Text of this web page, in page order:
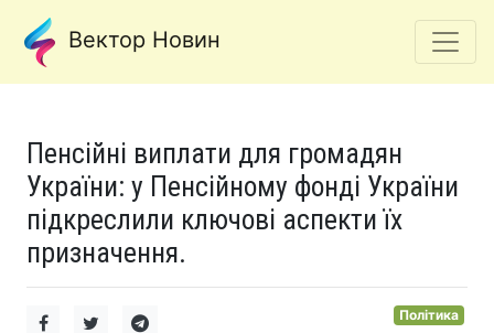
Вектор Новин
Пенсійні виплати для громадян
України: у Пенсійному фонді України
підкреслили ключові аспекти їх
призначення.
Політика